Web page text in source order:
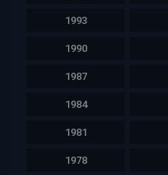
1993
1990
1987
1984
1981
1978